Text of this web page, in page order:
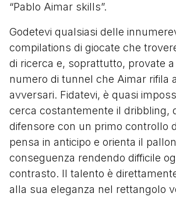
“Pablo Aimar skills”.
Godetevi qualsiasi delle
compilations di giocate che
di ricerca e, soprattutto, provate
numero di tunnel che Aimar rifila
avversari. Fidatevi, è quasi
cerca costantemente il dribbling,
difensore con un primo controllo
pensa in anticipo e orienta il
conseguenza rendendo difficile
contrasto. Il talento è
alla sua eleganza nel rettangolo